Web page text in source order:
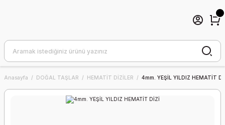
Anasayfa DOĞAL TAŞLAR HEMATİT DİZİLER 4mm. YEŞİL YILDIZ HEMATİT